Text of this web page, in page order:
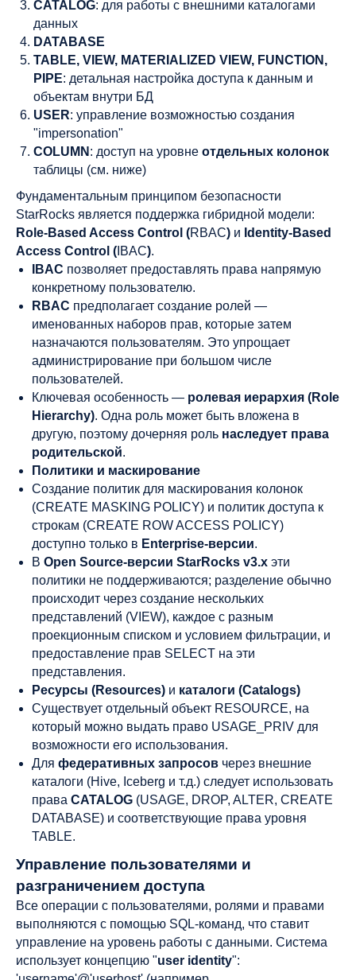
CATALOG: для работы с внешними каталогами
данных
DATABASE
TABLE, VIEW, MATERIALIZED VIEW, FUNCTION,
PIPE: детальная настройка доступа к данным и
объектам внутри БД
USER: управление возможностью создания
"impersonation"
COLUMN : доступ на уровне отдельных колонок
таблицы (см. ниже)
Фундаментальным принципом безопасности
StarRocks является поддержка гибридной модели:
Role-Based Access Control (RBAC) и Identity-Based
Access Control ( IBAC).
IBAC позволяет предоставлять права напрямую
конкретному пользователю.
RBAC предполагает создание ролей —
именованных наборов прав, которые затем
назначаются пользователям. Это упрощает
администрирование при большом числе
пользователей.
Ключевая особенность — ролевая иерархия (Role
Hierarchy). Одна роль может быть вложена в
другую, поэтому дочерняя роль наследует права
родительской.
Политики и маскирование
Создание политик для маскирования колонок
(CREATE MASKING POLICY) и политик доступа к
строкам (CREATE ROW ACCESS POLICY)
доступно только в Enterprise-версии.
В Open Source-версии StarRocks v3.x эти
политики не поддерживаются; разделение обычно
происходит через создание нескольких
представлений (VIEW), каждое с разным
проекционным списком и условием фильтрации, и
предоставление прав SELECT на эти
представления.
Ресурсы (Resources) и каталоги (Catalogs)
Существует отдельный объект RESOURCE, на
который можно выдать право USAGE_PRIV для
возможности его использования.
Для федеративных запросов через внешние
каталоги (Hive, Iceberg и т.д.) следует использовать
права CATALOG (USAGE, DROP, ALTER, CREATE
DATABASE) и соответствующие права уровня
TABLE.
Управление пользователями и
разграничением доступа
Все операции с пользователями, ролями и правами
выполняются с помощью SQL-команд, что ставит
управление на уровень работы с данными. Система
использует концепцию "user identity":